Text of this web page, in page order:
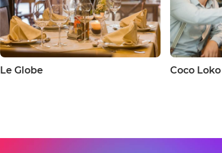
Le Globe Coco Loko